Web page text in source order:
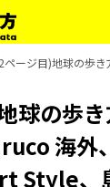
ページ目)地球の歩
球の歩
海外
Style、